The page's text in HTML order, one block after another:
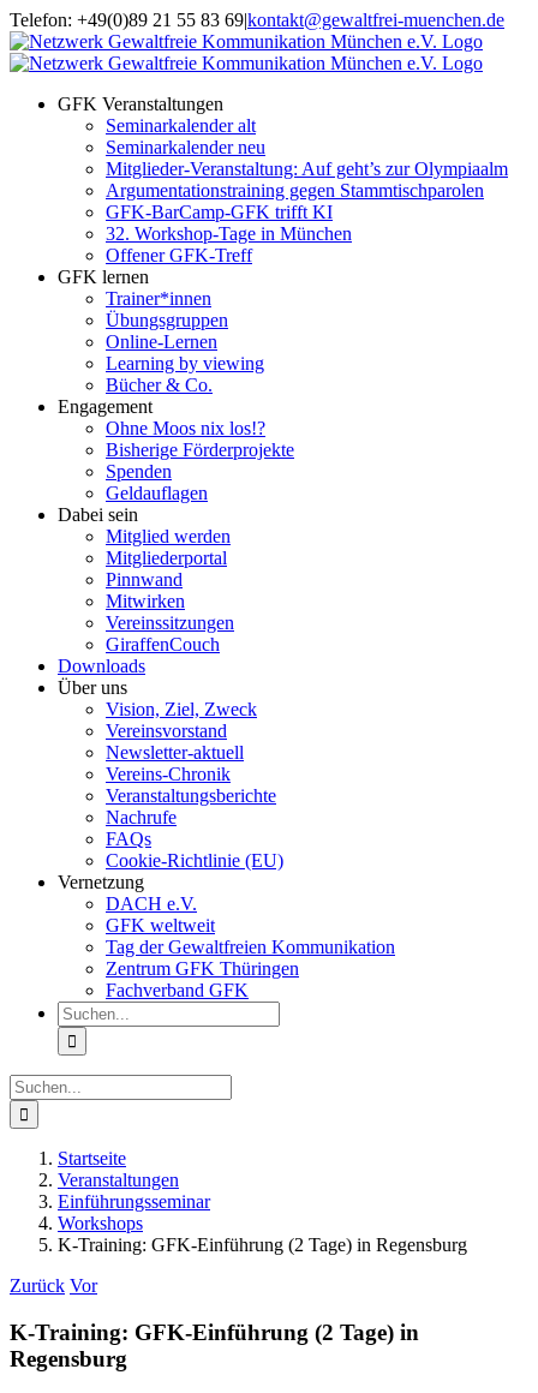
Zum
Inhalt
springen
Telefon: +49(0)89 21 55 83 69|kontakt@gewaltfrei-muenchen.de
Einloggen
Seminarkalender
Infos
zum
GFK Veranstaltungen
Seminarkalender alt
Seminarkalender neu
Mitglieder-Veranstaltung: Auf geht’s zur Olympiaalm
Argumentationstraining gegen Stammtischparolen
GFK-BarCamp-GFK trifft KI
32. Workshop-Tage in München
Offener GFK-Treff
GFK lernen
Trainer*innen
Übungsgruppen
Online-Lernen
Learning by viewing
Bücher & Co.
Engagement
Ohne Moos nix los!?
Bisherige Förderprojekte
Spenden
Geldauflagen
Dabei sein
Mitglied werden
Mitgliederportal
Pinnwand
Mitwirken
Vereinssitzungen
GiraffenCouch
Downloads
Über uns
Vision, Ziel, Zweck
Vereinsvorstand
Newsletter-aktuell
Vereins-Chronik
Veranstaltungsberichte
Nachrufe
FAQs
Cookie-Richtlinie (EU)
Vernetzung
DACH e.V.
GFK weltweit
Tag der Gewaltfreien Kommunikation
Zentrum GFK Thüringen
Fachverband GFK
Suche
nach:
Suche
nach:
Startseite
Veranstaltungen
Einführungsseminar
Workshops
K-Training: GFK-Einführung (2 Tage) in Regensburg
Zurück Vor
K-Training: GFK-Einführung (2 Tage) in
Regensburg